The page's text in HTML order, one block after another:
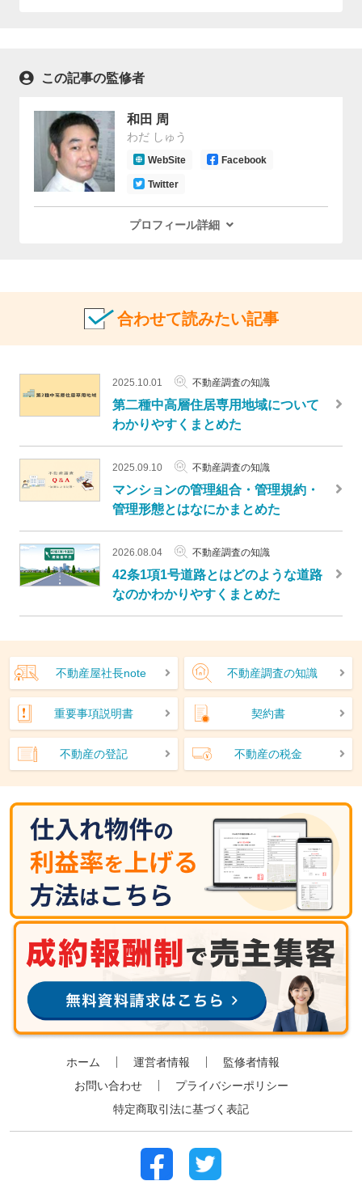
この記事の監修者
和田 周
わだ しゅう
WebSite Facebook
Twitter
プロフィール詳細
合わせて読みたい記事
2025.10.01 不動産調査の知識
第二種中高層住居専用地域について
わかりやすくまとめた
2025.09.10 不動産調査の知識
マンションの管理組合・管理規約・
管理形態とはなにかまとめた
2026.08.04 不動産調査の知識
42条1項1号道路とはどのような道路
なのかわかりやすくまとめた
不動産屋社長note 不動産調査の知識
重要事項説明書 契約書
不動産の登記 不動産の税金
ホーム 運営者情報 監修者情報
お問い合わせ プライバシーポリシー
特定商取引法に基づく表記